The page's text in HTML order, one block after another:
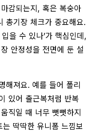
감되는지, 혹은 복숭아
총기장 체크가 중요해요.
을 수 있나’가 핵심인데,
안정성을 전면에 둔 설
해져요. 예를 들어 폴리
있어 출근복처럼 반복
직일 때 너무 뻣뻣하지
딱딱한 유니폼 느낌보